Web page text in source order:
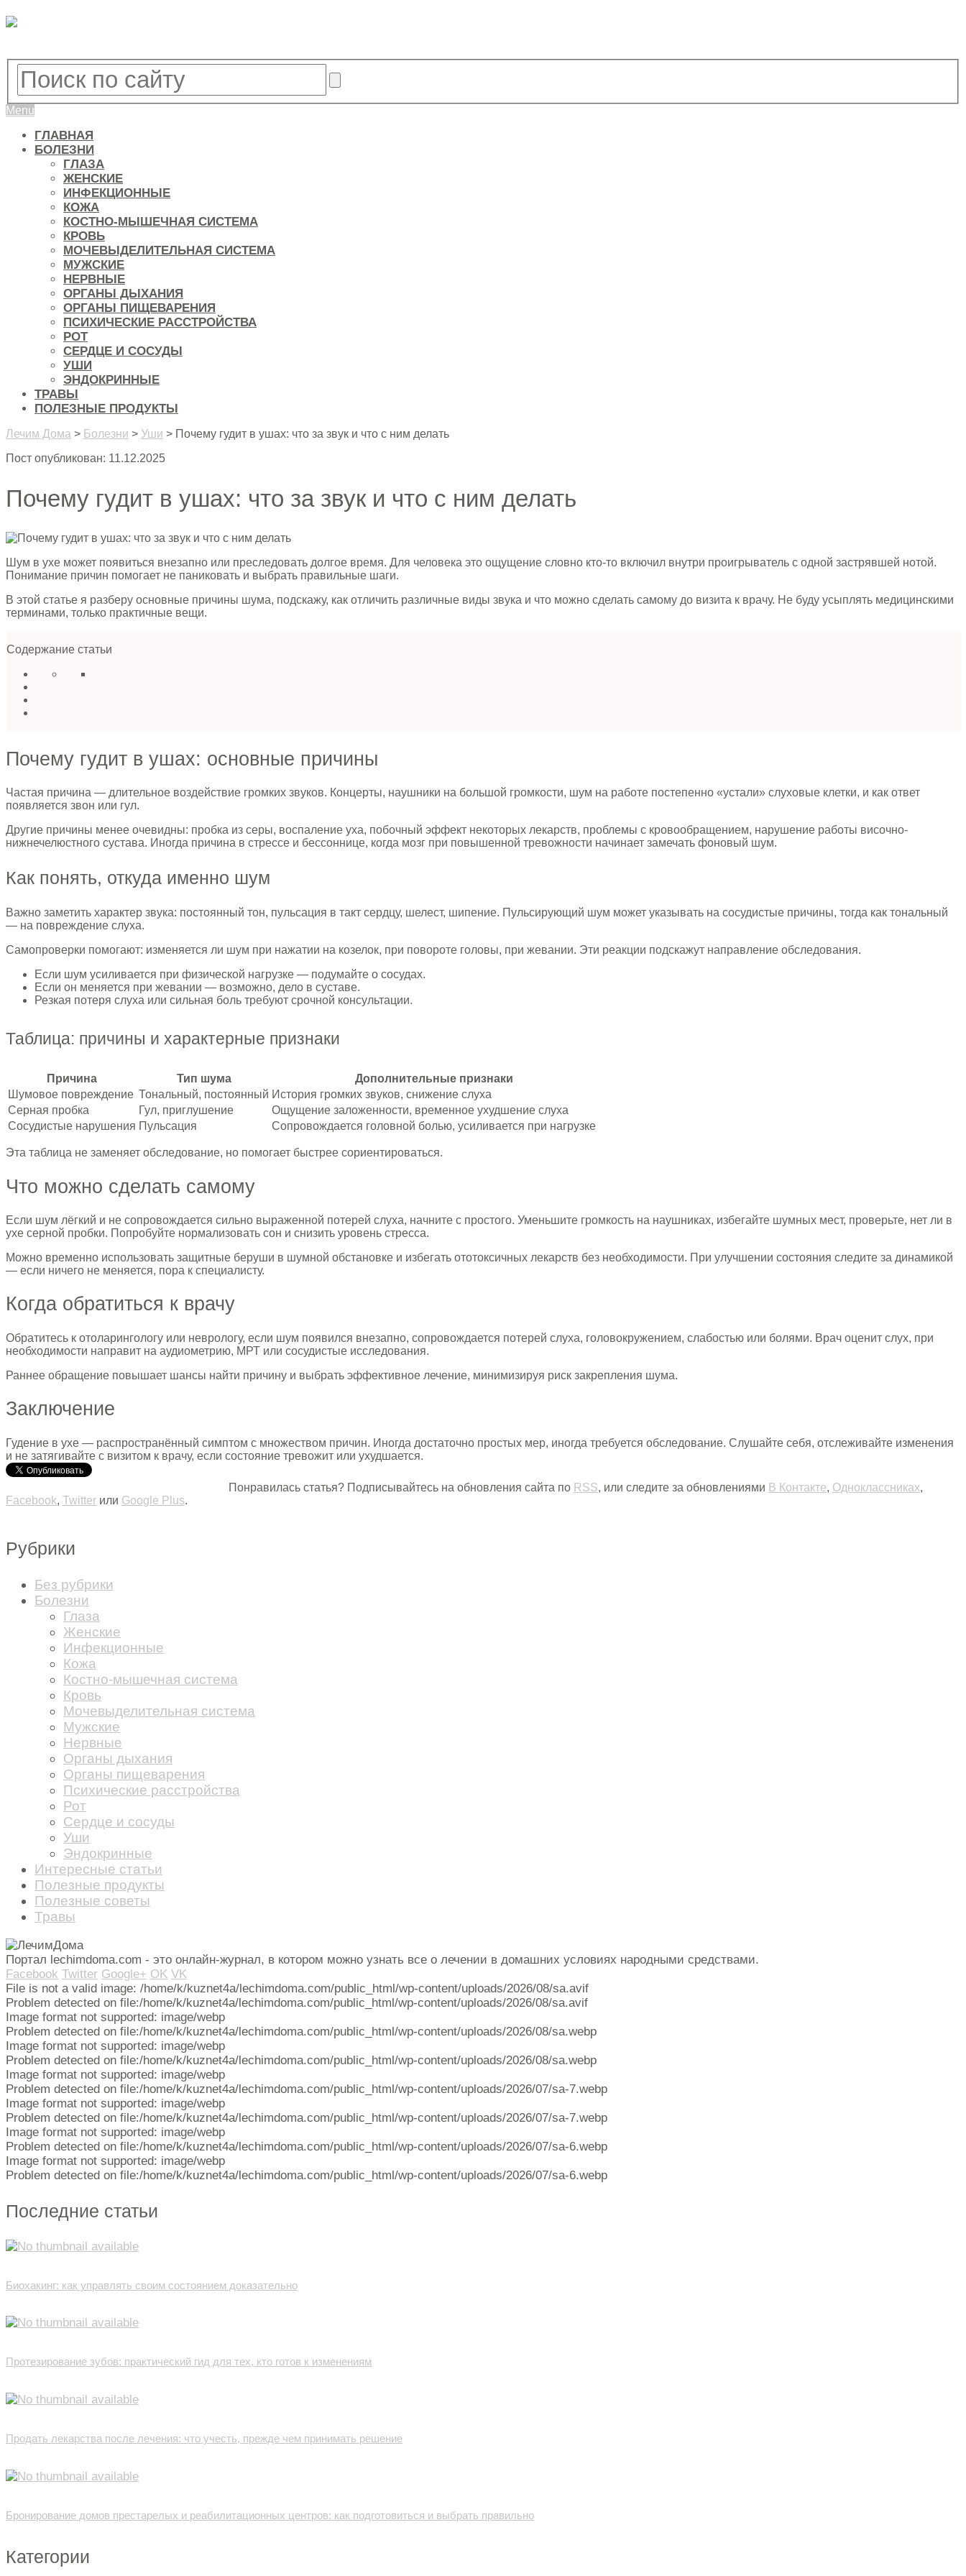
Menu
ГЛАВНАЯ
БОЛЕЗНИ
ГЛАЗА
ЖЕНСКИЕ
ИНФЕКЦИОННЫЕ
КОЖА
КОСТНО-МЫШЕЧНАЯ СИСТЕМА
КРОВЬ
МОЧЕВЫДЕЛИТЕЛЬНАЯ СИСТЕМА
МУЖСКИЕ
НЕРВНЫЕ
ОРГАНЫ ДЫХАНИЯ
ОРГАНЫ ПИЩЕВАРЕНИЯ
ПСИХИЧЕСКИЕ РАССТРОЙСТВА
РОТ
СЕРДЦЕ И СОСУДЫ
УШИ
ЭНДОКРИННЫЕ
ТРАВЫ
ПОЛЕЗНЫЕ ПРОДУКТЫ
Лечим Дома > Болезни > Уши > Почему гудит в ушах: что за звук и что с ним делать
Пост опубликован: 11.12.2025
Почему гудит в ушах: что за звук и что с ним делать
Шум в ухе может появиться внезапно или преследовать долгое время. Для человека это ощущение словно кто-то включил внутри проигрыватель с одной застрявшей нотой.
Понимание причин помогает не паниковать и выбрать правильные шаги.
В этой статье я разберу основные причины шума, подскажу, как отличить различные виды звука и что можно сделать самому до визита к врачу. Не буду усыплять медицинскими
терминами, только практичные вещи.
Содержание статьи
Почему гудит в ушах: основные причины
Частая причина — длительное воздействие громких звуков. Концерты, наушники на большой громкости, шум на работе постепенно «устали» слуховые клетки, и как ответ
появляется звон или гул.
Другие причины менее очевидны: пробка из серы, воспаление уха, побочный эффект некоторых лекарств, проблемы с кровообращением, нарушение работы височно-
нижнечелюстного сустава. Иногда причина в стрессе и бессоннице, когда мозг при повышенной тревожности начинает замечать фоновый шум.
Как понять, откуда именно шум
Важно заметить характер звука: постоянный тон, пульсация в такт сердцу, шелест, шипение. Пульсирующий шум может указывать на сосудистые причины, тогда как тональный
— на повреждение слуха.
Самопроверки помогают: изменяется ли шум при нажатии на козелок, при повороте головы, при жевании. Эти реакции подскажут направление обследования.
Если шум усиливается при физической нагрузке — подумайте о сосудах.
Если он меняется при жевании — возможно, дело в суставе.
Резкая потеря слуха или сильная боль требуют срочной консультации.
Таблица: причины и характерные признаки
Причина Тип шума
Дополнительные признаки
Шумовое повреждение Тональный, постоянный История громких звуков, снижение слуха
Серная пробка
Гул, приглушение
Ощущение заложенности, временное ухудшение слуха
Сосудистые нарушения Пульсация Сопровождается головной болью, усиливается при нагрузке
Эта таблица не заменяет обследование, но помогает быстрее сориентироваться.
Что можно сделать самому
Если шум лёгкий и не сопровождается сильно выраженной потерей слуха, начните с простого. Уменьшите громкость на наушниках, избегайте шумных мест, проверьте, нет ли в
ухе серной пробки. Попробуйте нормализовать сон и снизить уровень стресса.
Можно временно использовать защитные беруши в шумной обстановке и избегать ототоксичных лекарств без необходимости. При улучшении состояния следите за динамикой
— если ничего не меняется, пора к специалисту.
Когда обратиться к врачу
Обратитесь к отоларингологу или неврологу, если шум появился внезапно, сопровождается потерей слуха, головокружением, слабостью или болями. Врач оценит слух, при
необходимости направит на аудиометрию, МРТ или сосудистые исследования.
Раннее обращение повышает шансы найти причину и выбрать эффективное лечение, минимизируя риск закрепления шума.
Заключение
Гудение в ухе — распространённый симптом с множеством причин. Иногда достаточно простых мер, иногда требуется обследование. Слушайте себя, отслеживайте изменения
и не затягивайте с визитом к врачу, если состояние тревожит или ухудшается.
Понравилась статья? Подписывайтесь на обновления сайта по RSS, или следите за обновлениями В Контакте, Одноклассниках,
Facebook, Twitter или Google Plus.
Рубрики
Без рубрики
Болезни
Глаза
Женские
Инфекционные
Кожа
Костно-мышечная система
Кровь
Мочевыделительная система
Мужские
Нервные
Органы дыхания
Органы пищеварения
Психические расстройства
Рот
Сердце и сосуды
Уши
Эндокринные
Интересные статьи
Полезные продукты
Полезные советы
Травы
Портал lechimdoma.com - это онлайн-журнал, в котором можно узнать все о лечении в домашних условиях народными средствами.
Facebook Twitter Google+ OK VK
File is not a valid image: /home/k/kuznet4a/lechimdoma.com/public_html/wp-content/uploads/2026/08/sa.avif
Problem detected on file:/home/k/kuznet4a/lechimdoma.com/public_html/wp-content/uploads/2026/08/sa.avif
Image format not supported: image/webp
Problem detected on file:/home/k/kuznet4a/lechimdoma.com/public_html/wp-content/uploads/2026/08/sa.webp
Image format not supported: image/webp
Problem detected on file:/home/k/kuznet4a/lechimdoma.com/public_html/wp-content/uploads/2026/08/sa.webp
Image format not supported: image/webp
Problem detected on file:/home/k/kuznet4a/lechimdoma.com/public_html/wp-content/uploads/2026/07/sa-7.webp
Image format not supported: image/webp
Problem detected on file:/home/k/kuznet4a/lechimdoma.com/public_html/wp-content/uploads/2026/07/sa-7.webp
Image format not supported: image/webp
Problem detected on file:/home/k/kuznet4a/lechimdoma.com/public_html/wp-content/uploads/2026/07/sa-6.webp
Image format not supported: image/webp
Problem detected on file:/home/k/kuznet4a/lechimdoma.com/public_html/wp-content/uploads/2026/07/sa-6.webp
Последние статьи
Биохакинг: как управлять своим состоянием доказательно
Протезирование зубов: практический гид для тех, кто готов к изменениям
Продать лекарства после лечения: что учесть, прежде чем принимать решение
Бронирование домов престарелых и реабилитационных центров: как подготовиться и выбрать правильно
Категории